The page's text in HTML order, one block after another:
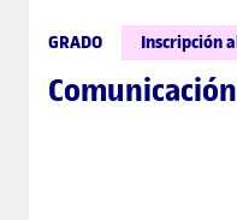
GRADO Inscripción
Comunicación